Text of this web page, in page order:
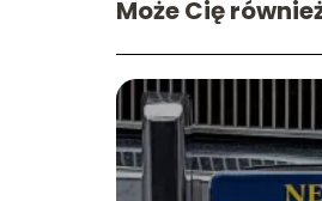
Może Cię